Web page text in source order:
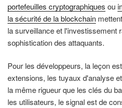
portefeuilles cryptographiques ou
la sécurité de la blockchain
la surveillance et l'investissement
sophistication des attaquants.
Pour les développeurs, la leçon
extensions, les tuyaux d'analyse
la même rigueur que les clés du
les utilisateurs, le signal est de